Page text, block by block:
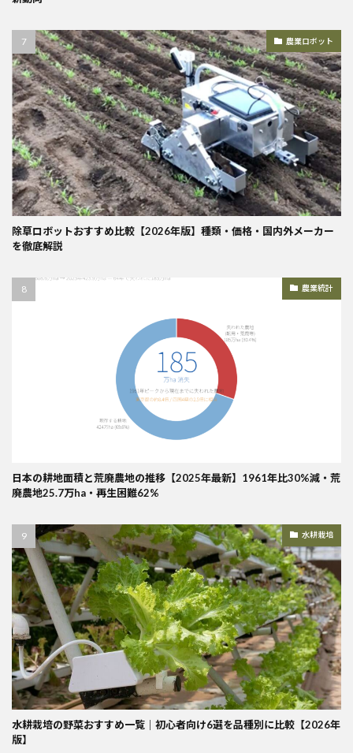
農業ロボット
除草ロボットおすすめ比較【2026年版】種類・価格・国内外メーカー
を徹底解説
農業統計
日本の耕地面積と荒廃農地の推移【2025年最新】1961年比30%減・荒
廃農地25.7万ha・再生困難62%
水耕栽培
水耕栽培の野菜おすすめ一覧｜初心者向け6選を品種別に比較【2026年
版】